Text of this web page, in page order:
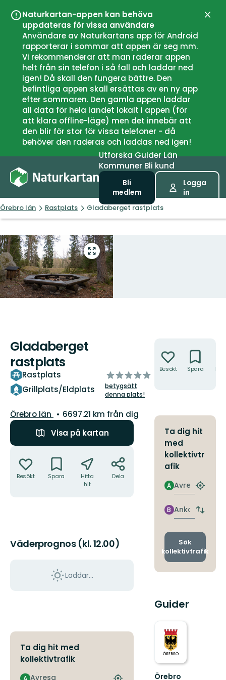
Naturkartan-appen kan behöva
uppdateras för vissa användare
Användare av Naturkartans app för Android
rapporterar i sommar att appen är seg mm.
Vi rekommenderar att man raderar appen
helt från sin telefon i så fall och laddar ned
igen! Då skall den fungera bättre. Den
befintliga appen skall ersättas av en ny app
efter sommaren. Den gamla appen laddar
all data för hela landet lokalt i appen (för
att klara offline-läge) men det innebär att
den blir för stor för vissa telefoner - då
behöver den raderas och laddas ned igen!
UtforskaGuiderLän
Kommuner Bli kund
Bli
medlem
Logga
in
Örebro län Rastplats Gladaberget rastplats
Gå
till
helskärmsläge
Gladaberget
rastplats
Rastplats
Grillplats/Eldplats
av
5
stjärnor
betygsätt
denna plats!
Län:
Örebro län
6697.21 km från dig
Visa på kartan
Besökt Spara
Hitta
hit
Dela
Väderprognos (kl. 12.00)
Laddar...
Ta dig hit med
kollektivtrafik
A
Besökt Spara
Ta dig hit
med
kollektivtr
afik
Avresa
A
Hitta
Ankomst
B
Byt
och
Sök
kollektivtrafik
Guider
Örebro